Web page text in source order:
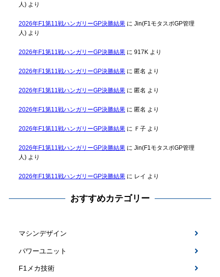
人)より
2026年F1第11戦ハンガリーGP決勝結果に Jin(F1モタスポGP管理
人)より
2026年F1第11戦ハンガリーGP決勝結果に 917Kより
2026年F1第11戦ハンガリーGP決勝結果に 匿名 より
2026年F1第11戦ハンガリーGP決勝結果に 匿名 より
2026年F1第11戦ハンガリーGP決勝結果に 匿名 より
2026年F1第11戦ハンガリーGP決勝結果に Ｆ子より
2026年F1第11戦ハンガリーGP決勝結果に Jin(F1モタスポGP管理
人)より
2026年F1第11戦ハンガリーGP決勝結果に レイ より
おすすめカテゴリー
マシンデザイン
パワーユニット
F1メカ技術